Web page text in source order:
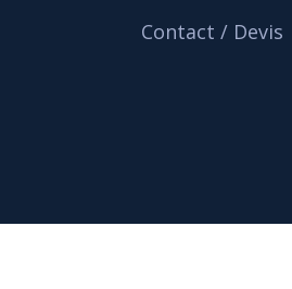
Contact / Devis